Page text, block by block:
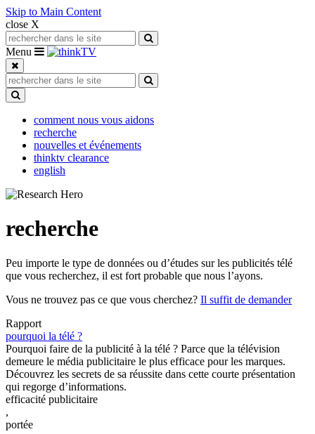
Skip to Main Content
close X
Search for:
Search
Toggle navigation
Menu
Search for:
Search
comment nous vous aidons
recherche
nouvelles et événements
thinktv clearance
english
recherche
Peu importe le type de données ou d’études sur les publicités télé
que vous recherchez, il est fort probable que nous l’ayons.
Vous ne trouvez pas ce que vous cherchez? Il suffit de demander
Rapport
pourquoi la télé ?
Pourquoi faire de la publicité à la télé ? Parce que la télévision
demeure le média publicitaire le plus efficace pour les marques.
Découvrez les secrets de sa réussite dans cette courte présentation
qui regorge d’informations.
efficacité publicitaire
,
portée